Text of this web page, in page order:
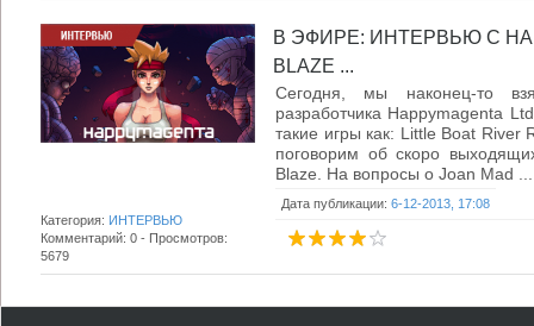
В ЭФИРЕ: ИНТЕРВЬЮ С
BLAZE ...
Сегодня, мы наконец-то
разработчика Happymagenta
такие игры как: Little Boat
поговорим об скоро
Blaze. На вопросы о Joan Mad ...
Дата публикации: 6-12-2013, 17:08
Категория: ИНТЕРВЬЮ
Комментарий: 0 - Просмотров:
5679